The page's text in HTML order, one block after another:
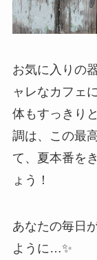
お気に入りの
ャレなカフェ
体もすっきり
調は、この最
て、夏本番を
ょう！
あなたの毎日
ように…✨